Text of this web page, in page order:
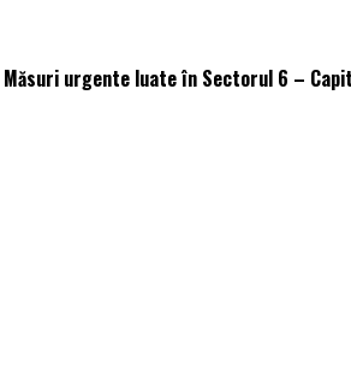
urgente luate în Sectorul 6 –